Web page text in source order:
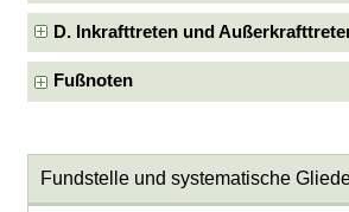
D. Inkrafttreten und
Fußnoten
Fundstelle und systematische